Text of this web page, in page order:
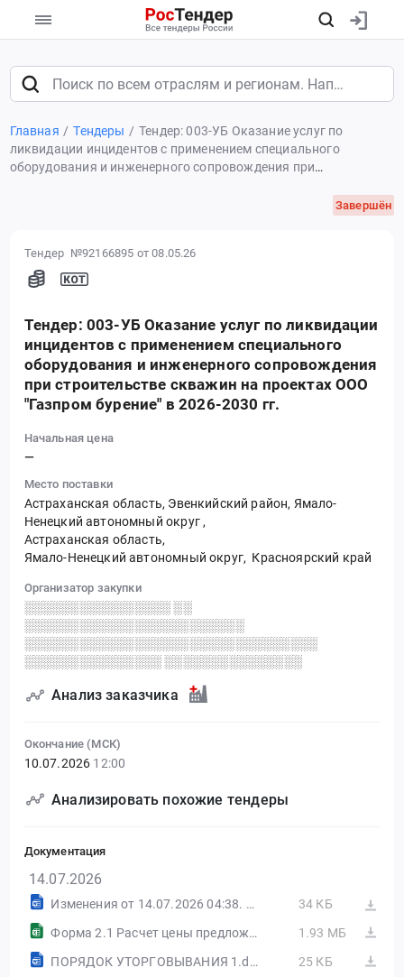
Главная Тендеры
Тендер: 003-УБ Оказание услуг по
ликвидации инцидентов с применением специального
оборудования и инженерного сопровождения при
Завершён
Тендер №92166895 от 08.05.26
Тендер: 003-УБ Оказание услуг по ликвидации
инцидентов с применением специального
оборудования и инженерного сопровождения
при строительстве скважин на проектах ООО
"Газпром бурение" в 2026-2030 гг.
Начальная цена
—
Место поставки
Астраханская область, Эвенкийский район, Ямало-
Ненецкий автономный округ ,
Астраханская область,
Ямало-Ненецкий автономный округ, Красноярский край
Организатор закупки
░░░░░░░░░░░░░░░░ ░░
░░░░░░░░░░░░░░░░░░░░░░░░
░░░░░░░░░░░░░░░░░░░░░░░░░░░░░░░░
░░░░░░░░░░░░░░░ ░░░░░░░░░░░░░░░
Анализ заказчика
Окончание (МСК)
10.07.2026 12:00
Анализировать похожие тендеры
Документация
14.07.2026
Изменения от 14.07.2026 04:38. ЭТП ГПБ
34 КБ
Форма 2.1 Расчет цены предложения кор. .xlsx
1.93 МБ
ПОРЯДОК УТОРГОВЫВАНИЯ 1.docx
25 КБ